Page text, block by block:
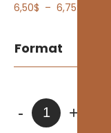
6,50$ – 6,75$
Format
- quantité
de
+